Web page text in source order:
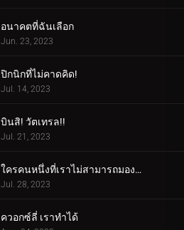
อนาคตที่ฉันเลือก
Jun. 23, 2023
ปิกนิกที่ไม่คาดคิด!
Jul. 14, 2023
บินสิ! วัตเทรล!!
Jul. 21, 2023
ใครคนหนึ่งที่เราไม่สามารถมองเห็นได้! ใครเป็นอะไรรึเปล่า!
Jul. 28, 2023
ควอกซ์ลี่ เราทำได้